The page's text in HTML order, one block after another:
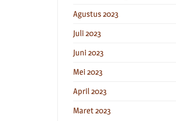
Agustus 2023
Juli 2023
Juni 2023
Mei 2023
April 2023
Maret 2023